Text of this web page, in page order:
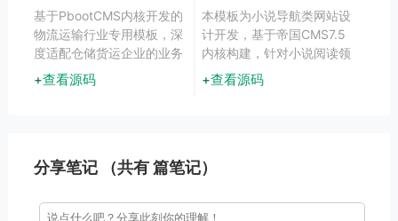
基于PbootCMS内核开发的
物流运输行业专用模板，深
度适配仓储货运企业的业务
展示需求。前端采用响应式
布局，自动适配手机端访
等核心业务模块。
查看源码
集工具
本模板为小说导航类网站设
计开发，基于帝国CMS7.5
内核构建，针对小说阅读领
域的分类聚合需求进行深度
优化。通过智能分类系统和
查看源码
分享笔记 （共有篇笔记）